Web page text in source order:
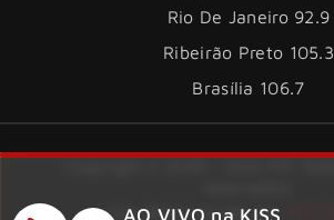
Rio De Janeiro 92.9
Ribeirão Preto 105.3
Brasília 106.7
Site desenvolvido por
AO VIVO na KISS